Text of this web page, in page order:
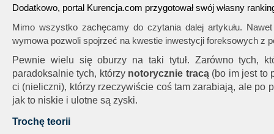
Dodatkowo, portal Kurencja.com przygotował swój własny
Mimo wszystko zachęcamy do czytania dalej artykułu.
wymowa pozwoli spojrzeć na kwestie inwestycji foreksowych z
Pewnie wielu się oburzy na taki tytuł. Zarówno tych,
paradoksalnie tych, którzy notorycznie tracą(bo im jest to
ci (nieliczni), którzy rzeczywiście coś tam zarabiają, ale po
jak to niskie i ulotne są zyski.
Trochę teorii